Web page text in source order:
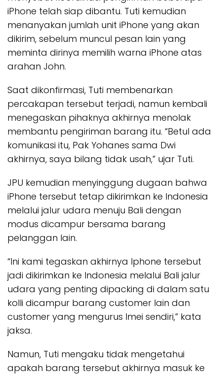
iPhone telah siap dibantu. Tuti kemudian
menanyakan jumlah unit iPhone yang akan
dikirim, sebelum muncul pesan lain yang
meminta dirinya memilih warna iPhone atas
arahan John.
Saat dikonfirmasi, Tuti membenarkan
percakapan tersebut terjadi, namun kembali
menegaskan pihaknya akhirnya menolak
membantu pengiriman barang itu. “Betul ada
komunikasi itu, Pak Yohanes sama Dwi
akhirnya, saya bilang tidak usah,” ujar Tuti.
JPU kemudian menyinggung dugaan bahwa
iPhone tersebut tetap dikirimkan ke Indonesia
melalui jalur udara menuju Bali dengan
modus dicampur bersama barang
pelanggan lain.
“Ini kami tegaskan akhirnya Iphone tersebut
jadi dikirimkan ke Indonesia melalui Bali jalur
udara yang penting dipacking di dalam satu
kolli dicampur barang customer lain dan
customer yang mengurus Imei sendiri,” kata
jaksa.
Namun, Tuti mengaku tidak mengetahui
apakah barang tersebut akhirnya masuk ke